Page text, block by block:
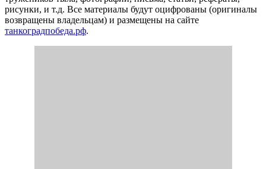
рисунки, и т.д. Все материалы будут оцифрованы (оригиналы
возвращены владельцам) и размещены на сайте
танкоградпобеда.рф.